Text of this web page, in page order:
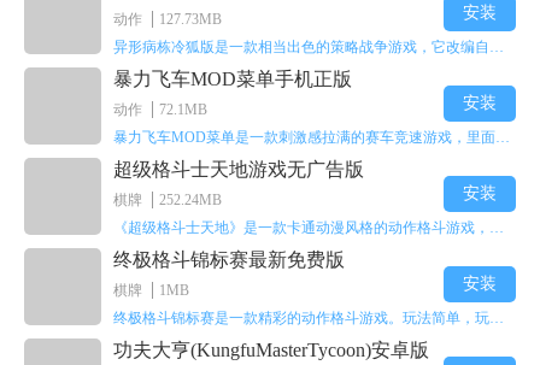
动作
127.73MB
安装
暴力飞车MOD菜单手机正版
动作
72.1MB
安装
超级格斗士天地游戏无广告版
棋牌
252.24MB
安装
终极格斗锦标赛最新免费版
棋牌
1MB
安装
功夫大亨(KungfuMasterTycoon)安卓版